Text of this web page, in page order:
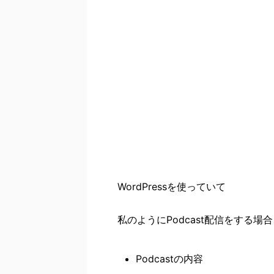
WordPressを使っていて
私のようにPodcast配信をする場
Podcastの内容